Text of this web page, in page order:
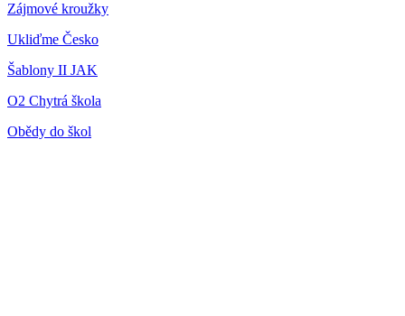
Zájmové kroužky
Ukliďme Česko
Šablony II JAK
O2 Chytrá škola
Obědy do škol